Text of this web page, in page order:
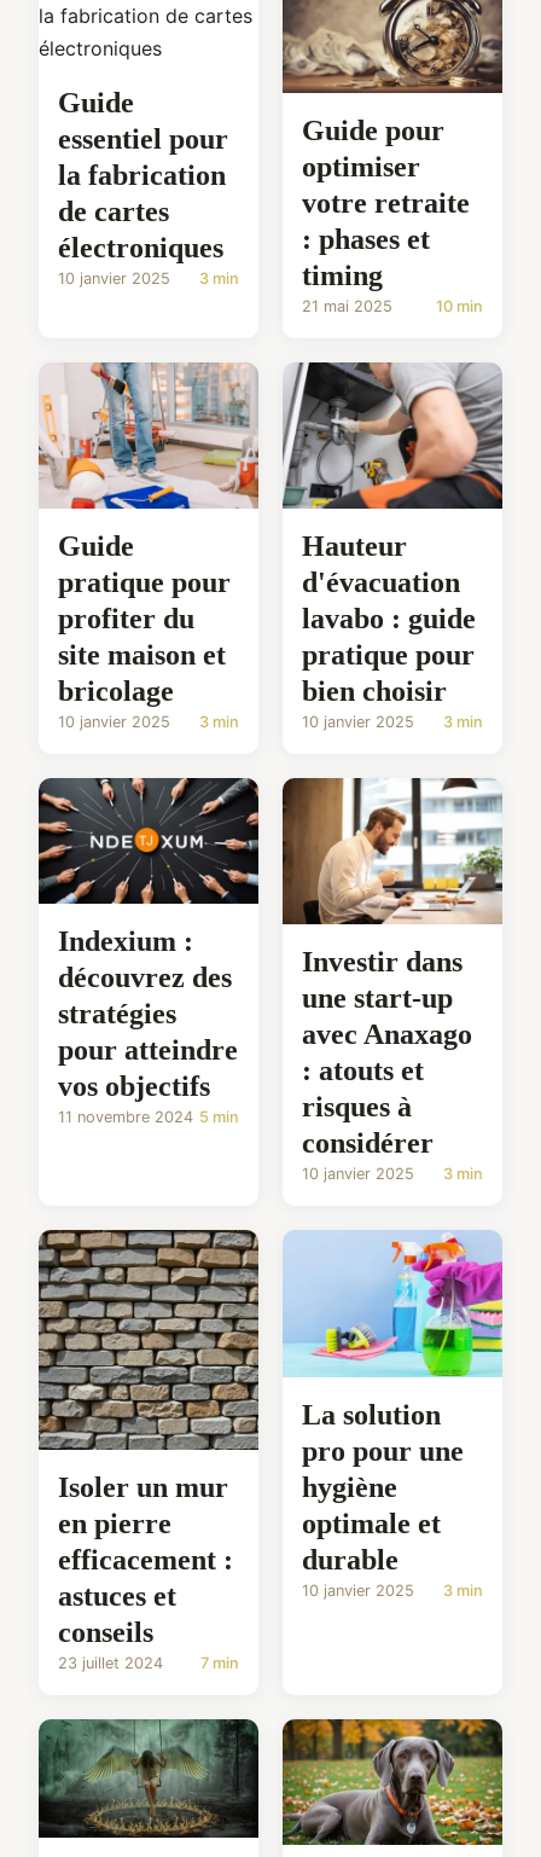
Guide
essentiel pour
la fabrication
de cartes
électroniques
10 janvier 2025 3 min
Guide pour
optimiser
votre retraite
: phases et
timing
21 mai 2025 10 min
Guide
pratique pour
profiter du
site maison et
bricolage
10 janvier 2025 3 min
Hauteur
d'évacuation
lavabo : guide
pratique pour
bien choisir
10 janvier 2025 3 min
Indexium :
découvrez des
stratégies
pour atteindre
vos objectifs
11 novembre 2024 5 min
Investir dans
une start-up
avec Anaxago
: atouts et
risques à
considérer
10 janvier 2025 3 min
Isoler un mur
en pierre
efficacement :
astuces et
conseils
23 juillet 2024 7 min
La solution
pro pour une
hygiène
optimale et
durable
10 janvier 2025 3 min